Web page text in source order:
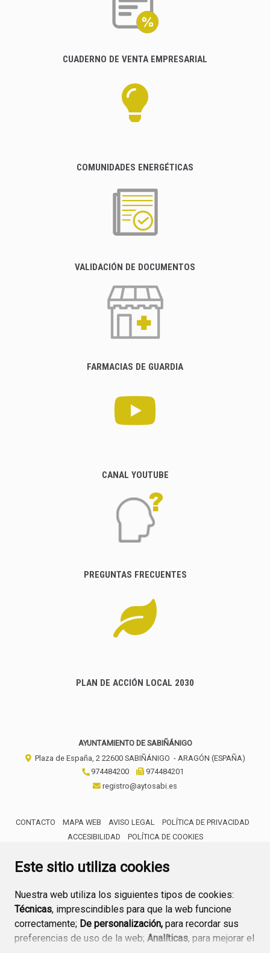
Este sitio utiliza cookies
Nuestra web utiliza los siguientes tipos de cookies:
Técnicas, imprescindibles para que la web funcione
correctamente; De personalización, para recordar sus
preferencias de uso de la web; Analíticas, para mejorar el
CUADERNO DE VENTA EMPRESARIAL
COMUNIDADES ENERGÉTICAS
VALIDACIÓN DE DOCUMENTOS
FARMACIAS DE GUARDIA
CANAL YOUTUBE
PREGUNTAS FRECUENTES
PLAN DE ACCIÓN LOCAL 2030
AYUNTAMIENTO DE SABIÑÁNIGO
Plaza de España, 2 22600 SABIÑÁNIGO - ARAGÓN (ESPAÑA)
974484200
974484201
registro@aytosabi.es
CONTACTO MAPA WEB AVISO LEGAL
POLÍTICA DE PRIVACIDAD
ACCESIBILIDAD
POLÍTICA DE COOKIES